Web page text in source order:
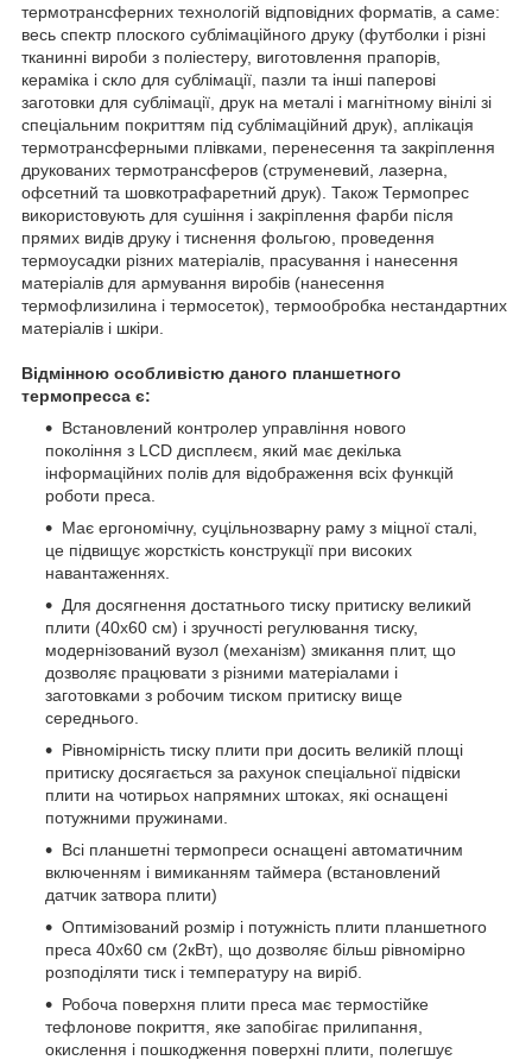
термотрансферних технологій відповідних форматів, а саме:
весь спектр плоского сублімаційного друку (футболки і різні
тканинні вироби з поліестеру, виготовлення прапорів,
кераміка і скло для сублімації, пазли та інші паперові
заготовки для сублімації, друк на металі і магнітному вінілі зі
спеціальним покриттям під сублімаційний друк), аплікація
термотрансферными плівками, перенесення та закріплення
друкованих термотрансферов (струменевий, лазерна,
офсетний та шовкотрафаретний друк). Також Термопрес
використовують для сушіння і закріплення фарби після
прямих видів друку і тиснення фольгою, проведення
термоусадки різних матеріалів, прасування і нанесення
матеріалів для армування виробів (нанесення
термофлизилина і термосеток), термообробка нестандартних
матеріалів і шкіри.
Відмінною особливістю даного планшетного
термопресса є:
Встановлений контролер управління нового
покоління з LCD дисплеєм, який має декілька
інформаційних полів для відображення всіх функцій
роботи преса.
Має ергономічну, суцільнозварну раму з міцної сталі,
це підвищує жорсткість конструкції при високих
навантаженнях.
Для досягнення достатнього тиску притиску великий
плити (40х60 см) і зручності регулювання тиску,
модернізований вузол (механізм) змикання плит, що
дозволяє працювати з різними матеріалами і
заготовками з робочим тиском притиску вище
середнього.
Рівномірність тиску плити при досить великій площі
притиску досягається за рахунок спеціальної підвіски
плити на чотирьох напрямних штоках, які оснащені
потужними пружинами.
Всі планшетні термопреси оснащені автоматичним
включенням і вимиканням таймера (встановлений
датчик затвора плити)
Оптимізований розмір і потужність плити планшетного
преса 40х60 см (2кВт), що дозволяє більш рівномірно
розподіляти тиск і температуру на виріб.
Робоча поверхня плити преса має термостійке
тефлонове покриття, яке запобігає прилипання,
окислення і пошкодження поверхні плити, полегшує